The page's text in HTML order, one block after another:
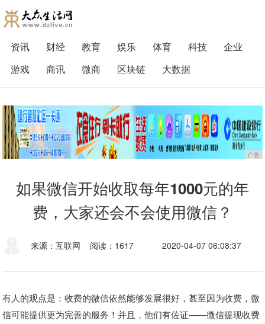
资讯 财经 教育 娱乐 体育 科技
企业
游戏
商讯 微商 区块链 大数据
广告
如果微信开始收取每年1000元的年
费，大家还会不会使用微信？
来源：互联网 阅读：1617 2020-04-07 06:08:37
有人的观点是：收费的微信依然能够发展很好，甚至因为收费，微
信可能提供更为完善的服务！并且，他们有佐证——微信提现收费